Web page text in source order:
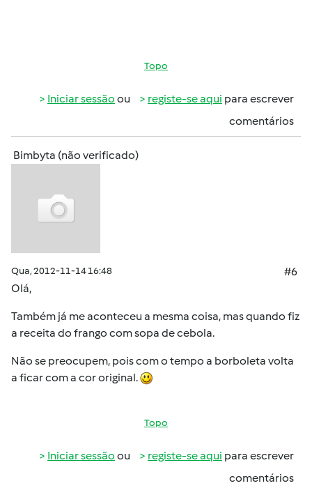
Topo
Iniciar sessão ou registe-se aqui para escrever
comentários
Bimbyta (não verificado)
Qua, 2012-11-14 16:48
#6
Olá,
Também já me aconteceu a mesma coisa, mas quando fiz
a receita do frango com sopa de cebola.
Não se preocupem, pois com o tempo a borboleta volta
a ficar com a cor original.
Topo
Iniciar sessão ou registe-se aqui para escrever
comentários